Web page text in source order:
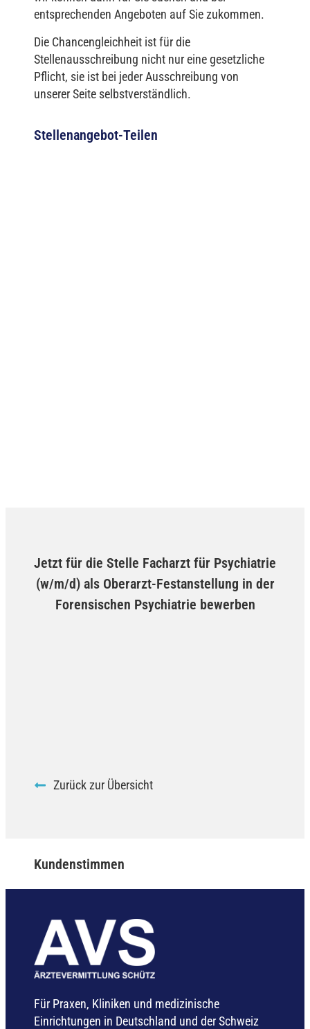
entsprechenden Angeboten auf Sie zukommen.
Die Chancengleichheit ist für die
Stellenausschreibung nicht nur eine gesetzliche
Pflicht, sie ist bei jeder Ausschreibung von
unserer Seite selbstverständlich.
Stellenangebot-Teilen
Jetzt für die Stelle Facharzt für Psychiatrie
(w/m/d) als Oberarzt-Festanstellung in der
Forensischen Psychiatrie bewerben
Zurück zur Übersicht
Kundenstimmen
Für Praxen, Kliniken und medizinische
Einrichtungen in Deutschland und der Schweiz